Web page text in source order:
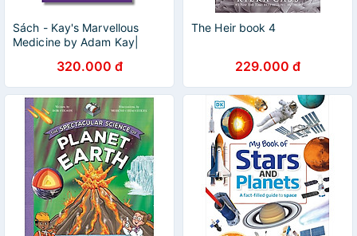
Sách - Kay's Marvellous
Medicine by Adam Kay|
Ngoại văn Thiếu nhi Nhập
khẩu
320.000 đ
The Heir book 4
229.000 đ